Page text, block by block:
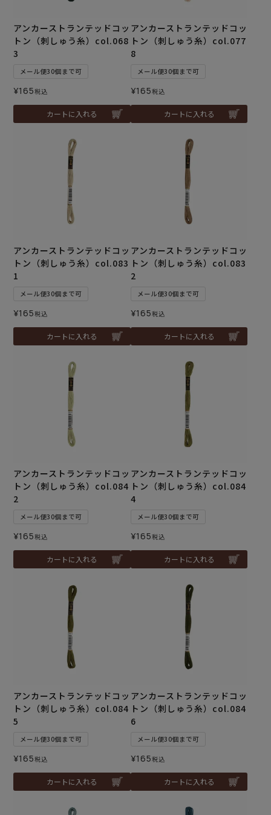
アンカーストランテッドコッ
トン（刺しゅう糸）col.068
3
メール便30個まで可
¥165税込
カートに入れる
アンカーストランテッドコッ
トン（刺しゅう糸）col.077
8
メール便30個まで可
¥165税込
カートに入れる
アンカーストランテッドコッ
トン（刺しゅう糸）col.083
1
メール便30個まで可
¥165税込
カートに入れる
アンカーストランテッドコッ
トン（刺しゅう糸）col.083
2
メール便30個まで可
¥165税込
カートに入れる
アンカーストランテッドコッ
トン（刺しゅう糸）col.084
2
メール便30個まで可
¥165税込
カートに入れる
アンカーストランテッドコッ
トン（刺しゅう糸）col.084
4
メール便30個まで可
¥165税込
カートに入れる
アンカーストランテッドコッ
トン（刺しゅう糸）col.084
5
メール便30個まで可
¥165税込
カートに入れる
アンカーストランテッドコッ
トン（刺しゅう糸）col.084
6
メール便30個まで可
¥165税込
カートに入れる